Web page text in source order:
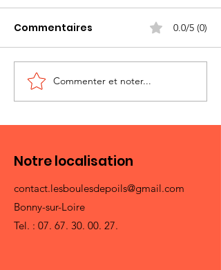
Sauvetage Maman et
ses 6 Chatons
Commentaires 0.0/5 (0)
Commenter et noter...
Notre localisation
contact.lesboulesdepoils@gmail.com
Bonny-sur-Loire
Tel. : 07. 67. 30. 00. 27.